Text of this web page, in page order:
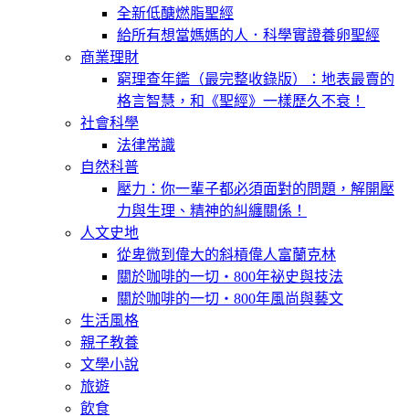
全新低醣燃脂聖經
給所有想當媽媽的人．科學實證養卵聖經
商業理財
窮理查年鑑（最完整收錄版）：地表最賣的
格言智慧，和《聖經》一樣歷久不衰！
社會科學
法律常識
自然科普
壓力：你一輩子都必須面對的問題，解開壓
力與生理、精神的糾纏關係！
人文史地
從卑微到偉大的斜槓偉人富蘭克林
關於咖啡的一切‧800年祕史與技法
關於咖啡的一切‧800年風尚與藝文
生活風格
親子教養
文學小說
旅遊
飲食